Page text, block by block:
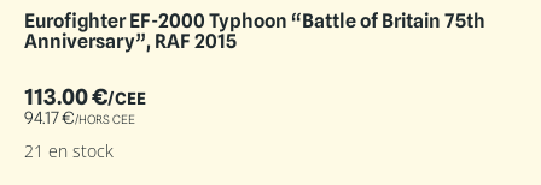
Eurofighter EF-2000 Typhoon “Battle of Britain 75th
Anniversary”, RAF 2015
113.00€/CEE
94.17€/HORS CEE
21 en stock